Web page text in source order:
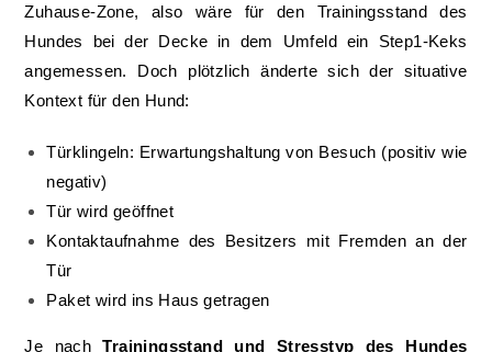
Zuhause-Zone, also wäre für den Trainingsstand des
Hundes bei der Decke in dem Umfeld ein Step1-Keks
angemessen. Doch plötzlich änderte sich der situative
Kontext für den Hund:
Türklingeln: Erwartungshaltung von Besuch (positiv wie
negativ)
Tür wird geöffnet
Kontaktaufnahme des Besitzers mit Fremden an der
Tür
Paket wird ins Haus getragen
Je nachTrainingsstand und Stresstyp des Hundes